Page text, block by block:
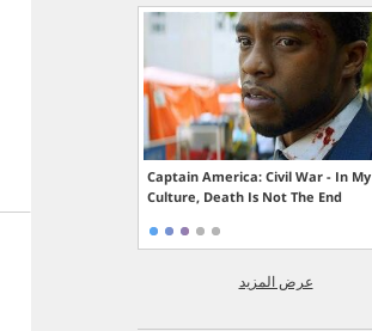
Captain America: Civil War - In My
Culture, Death Is Not The End
عرض المزيد